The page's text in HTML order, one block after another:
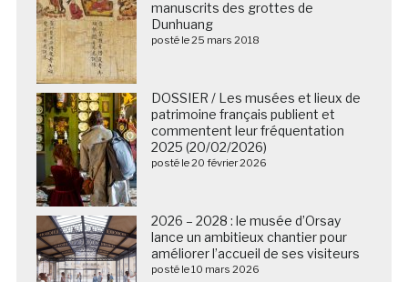
manuscrits des grottes de
Dunhuang
posté le 25 mars 2018
DOSSIER / Les musées et lieux de
patrimoine français publient et
commentent leur fréquentation
2025 (20/02/2026)
posté le 20 février 2026
2026 – 2028 : le musée d’Orsay
lance un ambitieux chantier pour
améliorer l’accueil de ses visiteurs
posté le 10 mars 2026